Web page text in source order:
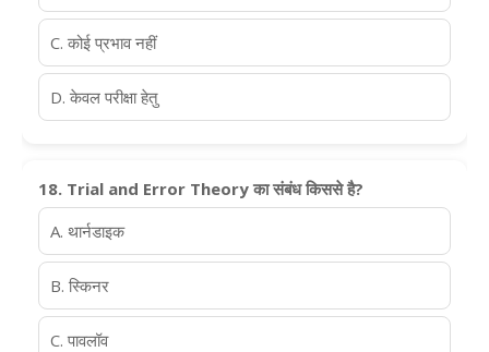
C. कोई प्रभाव नहीं
D. केवल परीक्षा हेतु
18. Trial and Error Theory का संबंध किससे है?
A. थार्नडाइक
B. स्किनर
C. पावलॉव